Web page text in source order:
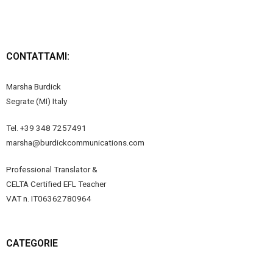
CONTATTAMI:
Marsha Burdick
Segrate (MI) Italy
Tel. +39 348 7257491
marsha@burdickcommunications.com
Professional Translator &
CELTA Certified EFL Teacher
VAT n. IT06362780964
CATEGORIE